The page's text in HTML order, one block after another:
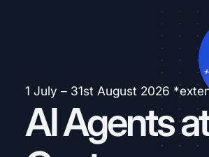
1 July – 31st August 2026
AI Agents